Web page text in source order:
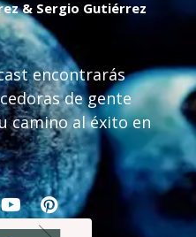
& Sergio Gutiérrez
encontrarás
de gente
camino al éxito en